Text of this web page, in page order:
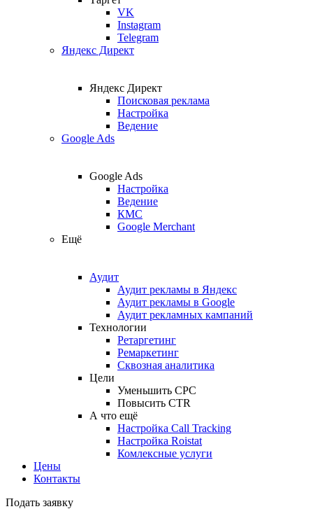
VK
Instagram
Telegram
Яндекс Директ
Яндекс Директ
Поисковая реклама
Настройка
Ведение
Google Ads
Google Ads
Настройка
Ведение
КМС
Google Merchant
Ещё
Аудит
Аудит рекламы в Яндекс
Аудит рекламы в Google
Аудит рекламных кампаний
Технологии
Ретаргетинг
Ремаркетинг
Сквозная аналитика
Цели
Уменьшить CPC
Повысить CTR
А что ещё
Настройка Call Tracking
Настройка Roistat
Комлексные услуги
Цены
Контакты
Подать заявку